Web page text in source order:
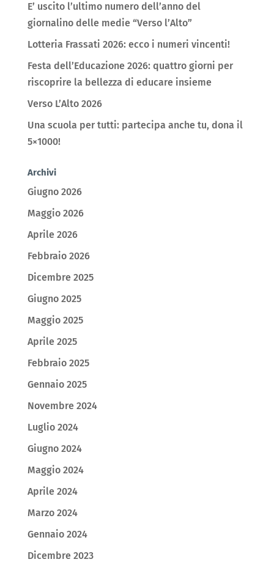
E’ uscito l’ultimo numero dell’anno del
giornalino delle medie “Verso l’Alto”
Lotteria Frassati 2026: ecco i numeri vincenti!
Festa dell’Educazione 2026: quattro giorni per
riscoprire la bellezza di educare insieme
Verso L’Alto 2026
Una scuola per tutti: partecipa anche tu, dona il
5×1000!
Archivi
Giugno 2026
Maggio 2026
Aprile 2026
Febbraio 2026
Dicembre 2025
Giugno 2025
Maggio 2025
Aprile 2025
Febbraio 2025
Gennaio 2025
Novembre 2024
Luglio 2024
Giugno 2024
Maggio 2024
Aprile 2024
Marzo 2024
Gennaio 2024
Dicembre 2023